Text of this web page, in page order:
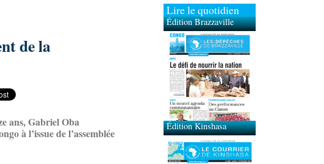
de la
ans, Gabriel Oba
à l’issue de l’assemblée
Lire le quotidien
Édition Brazzaville
Édition Kinshasa